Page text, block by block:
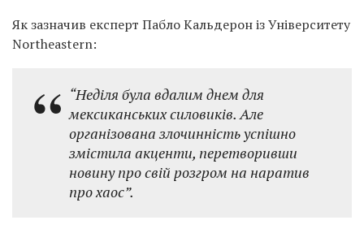
Як зазначив експерт Пабло Кальдерон із Університету
Northeastern:
“Неділя була вдалим днем для
мексиканських силовиків. Але
організована злочинність успішно
змістила акценти, перетворивши
новину про свій розгром на наратив
про хаос”.